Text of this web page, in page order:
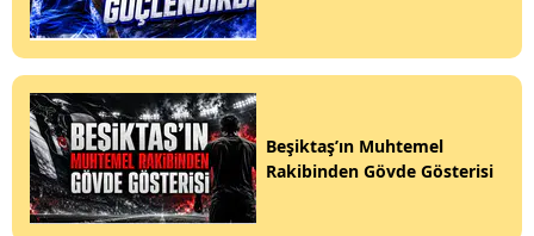
Beşiktaş’ın Muhtemel
Rakibinden Gövde Gösterisi